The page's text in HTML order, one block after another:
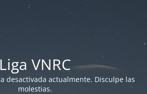
Liga VNRC
desactivada actualmente. Disculpe las
molestias.